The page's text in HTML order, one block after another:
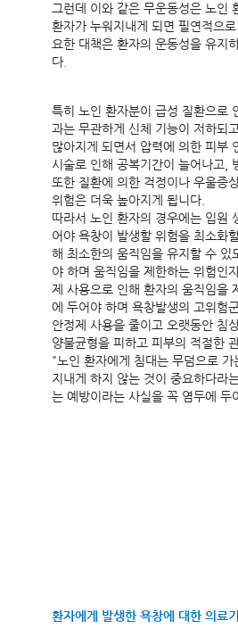
그런데 이와 같은 무운동성은 노인
환자가 누워지내게 되면 필연적으
요한 대책은 환자의 운동성을 유지
다.
특히 노인 환자분이 급성 질환으로
과는 무관하게 신체 기능이 저하되
많아지게 되면서 압력에 의한 피부
시술로 인해 공복기간이 늘어나고,
또한 질환에 의한 걱정이나 우울증
위험은 더욱 높아지게 됩니다.
따라서 노인 환자의 경우에는 입원
어야 욕창이 발생할 위험을 최소화
해 최소한의 움직임을 유지할 수
야 하며 움직임을 제한하는 위험인
제 사용으로 인해 환자의 움직임을
에 두어야 하며 욕창발생의 고위험
안정제 사용을 줄이고 오랫동안 침
양불균형을 피하고 피부의 적절한
"노인 환자에게 침대는 무덤으로
지내게 하지 않는 것이 중요하다라
는 예방이라는 사실을 꼭 염두에 두
환자에게 발생한 욕창에 대한 의료